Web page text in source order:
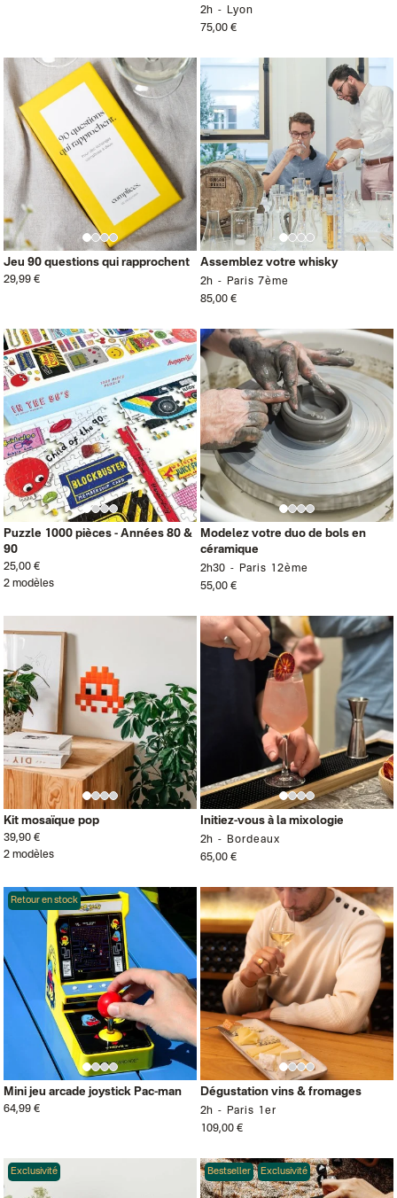
2h
Lyon
75,00 €
Jeu 90 questions qui rapprochent
29,99 €
Assemblez votre whisky
2h
Paris 7ème
85,00 €
Puzzle 1000 pièces - Années 80 &
90
25,00 €
2 modèles
Modelez votre duo de bols en
céramique
2h30
Paris 12ème
55,00 €
Kit mosaïque pop
39,90 €
2 modèles
Initiez-vous à la mixologie
2h
Bordeaux
65,00 €
Retour en stock
Mini jeu arcade joystick Pac-man
64,99 €
Dégustation vins & fromages
2h
Paris 1er
109,00 €
Exclusivité Bestseller Exclusivité